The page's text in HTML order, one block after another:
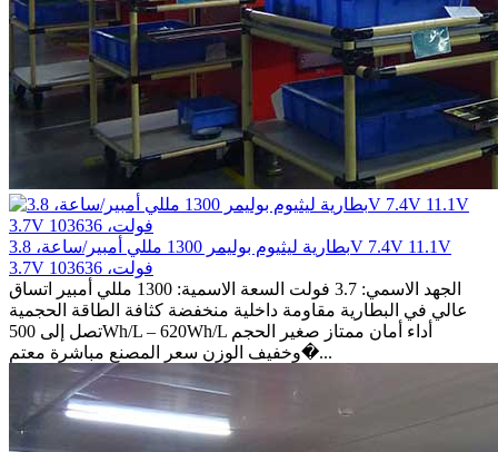
بطارية ليثيوم بوليمر 1300 مللي أمبير/ساعة، 3.8V 7.4V 11.1V
3.7V فولت، 103636
الجهد الاسمي: 3.7 فولت السعة الاسمية: 1300 مللي أمبير اتساق
عالي في البطارية مقاومة داخلية منخفضة كثافة الطاقة الحجمية
تصل إلى 500Wh/L – 620Wh/L أداء أمان ممتاز صغير الحجم
وخفيف الوزن سعر المصنع مباشرة معتم�...